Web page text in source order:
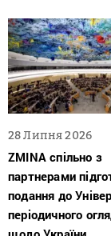
28 Липня 2026
ZMINA спільно з
партнерами
подання до
періодичного